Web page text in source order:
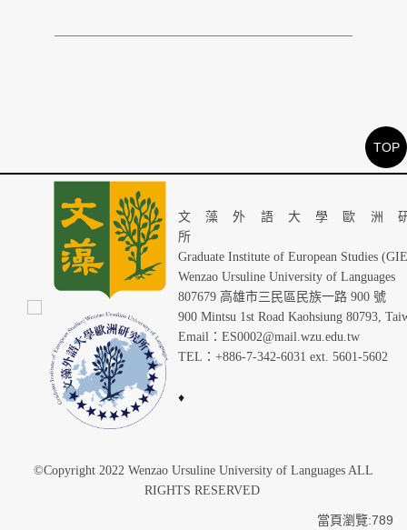
文藻外語大學歐洲
Graduate Institute of European Studies
Wenzao Ursuline University of Languages
807679 高雄市三民區民族一路 900 號
900 Mintsu 1st Road Kaohsiung 80793,
Email：ES0002@mail.wzu.edu.tw
TEL：+886-7-342-6031 ext. 5601-5602
♦
©Copyright 2022 Wenzao Ursuline University of Languages ALL
RIGHTS RESERVED
當頁瀏覽:789
TOP